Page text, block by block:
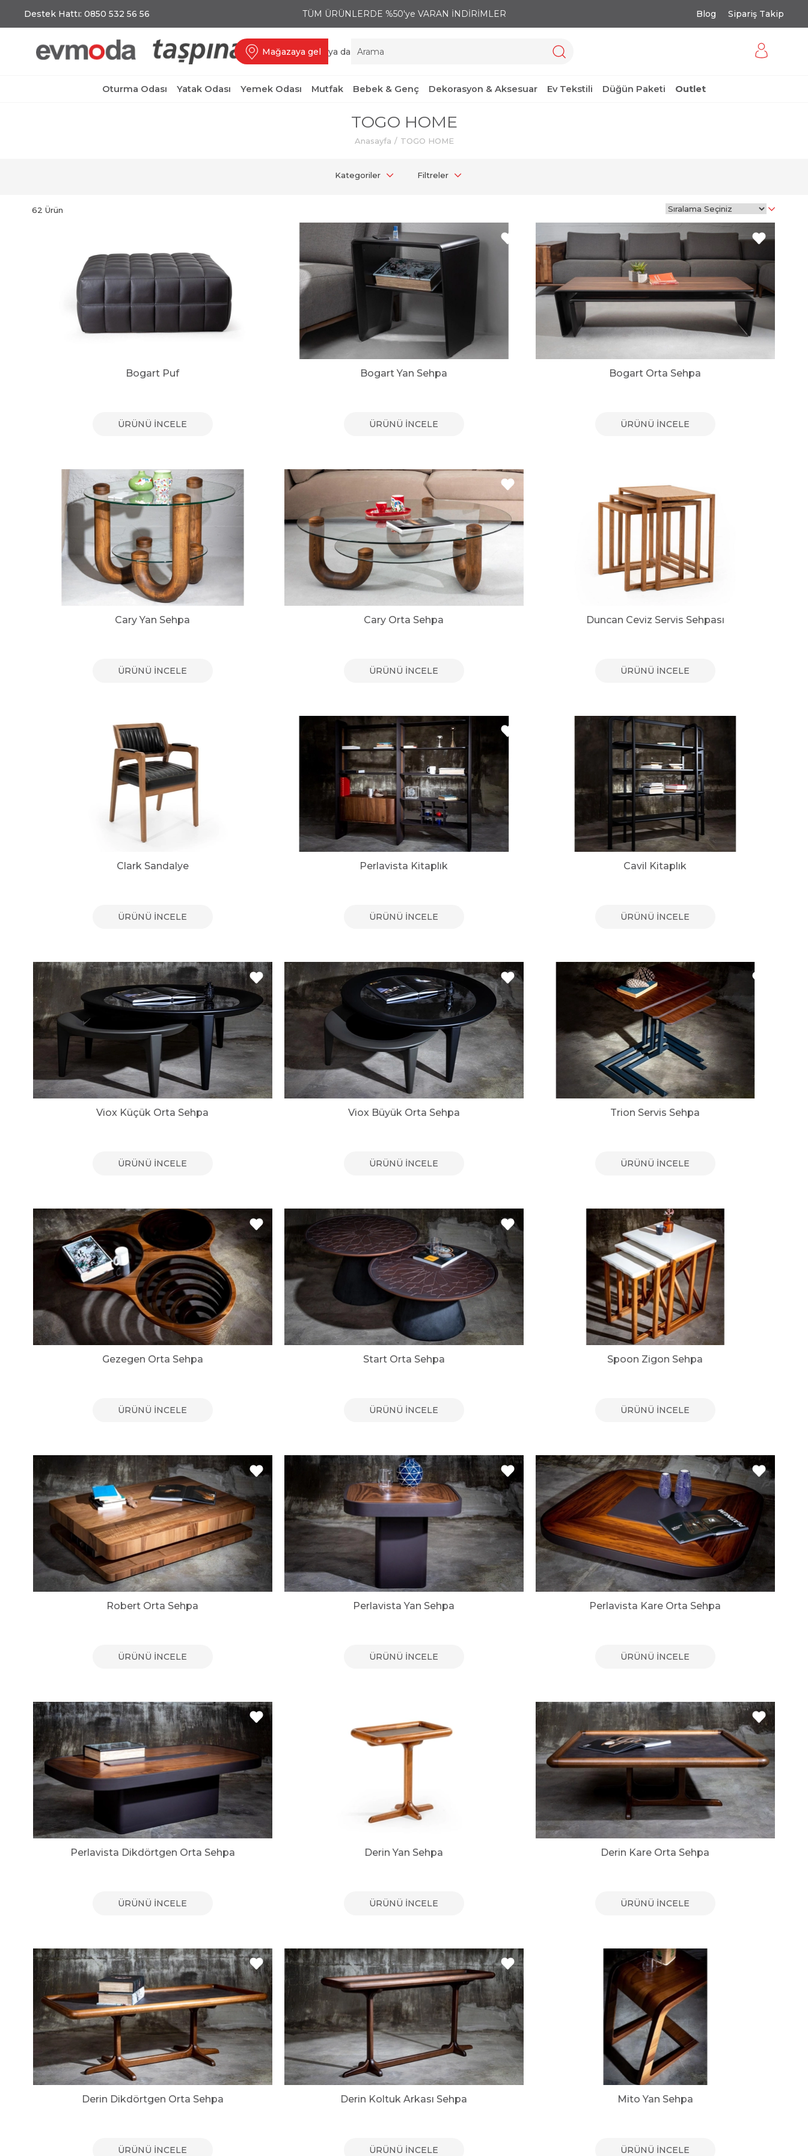
Destek Hattı: 0850 532 56 56 TÜM ÜRÜNLERDE %50'ye VARAN İNDİRİMLER Blog Sipariş Takip
Mağazaya gel ya da
Oturma Odası Yatak Odası Yemek Odası Mutfak Bebek & Genç Dekorasyon & Aksesuar Ev Tekstili Düğün Paketi Outlet
TOGO HOME
Anasayfa TOGO HOME
Kategoriler Filtreler
62 Ürün
Bogart Puf
ÜRÜNÜ İNCELE
Bogart Yan Sehpa
ÜRÜNÜ İNCELE
Bogart Orta Sehpa
ÜRÜNÜ İNCELE
Cary Yan Sehpa
ÜRÜNÜ İNCELE
Cary Orta Sehpa
ÜRÜNÜ İNCELE
Duncan Ceviz Servis Sehpası
ÜRÜNÜ İNCELE
Clark Sandalye
ÜRÜNÜ İNCELE
Perlavista Kitaplık
ÜRÜNÜ İNCELE
Cavil Kitaplık
ÜRÜNÜ İNCELE
Viox Küçük Orta Sehpa
ÜRÜNÜ İNCELE
Viox Büyük Orta Sehpa
ÜRÜNÜ İNCELE
Trion Servis Sehpa
ÜRÜNÜ İNCELE
Gezegen Orta Sehpa
ÜRÜNÜ İNCELE
Start Orta Sehpa
ÜRÜNÜ İNCELE
Spoon Zigon Sehpa
ÜRÜNÜ İNCELE
Robert Orta Sehpa
ÜRÜNÜ İNCELE
Perlavista Yan Sehpa
ÜRÜNÜ İNCELE
Perlavista Kare Orta Sehpa
ÜRÜNÜ İNCELE
Perlavista Dikdörtgen Orta Sehpa
ÜRÜNÜ İNCELE
Derin Yan Sehpa
ÜRÜNÜ İNCELE
Derin Kare Orta Sehpa
ÜRÜNÜ İNCELE
Derin Dikdörtgen Orta Sehpa
ÜRÜNÜ İNCELE
Derin Koltuk Arkası Sehpa
ÜRÜNÜ İNCELE
Mito Yan Sehpa
ÜRÜNÜ İNCELE